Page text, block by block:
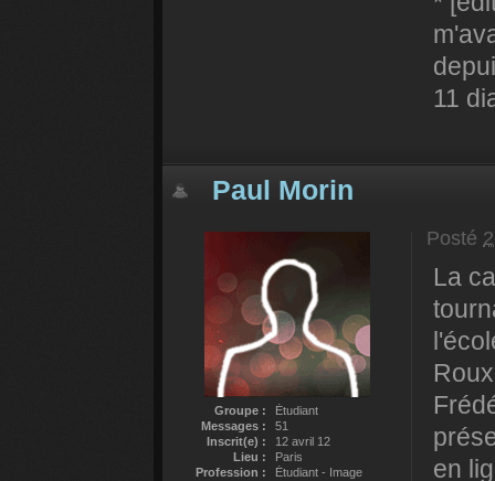
11
Paul Morin
Groupe :
Étudiant
Messages :
51
Inscrit(e) :
12 avril 12
Lieu :
Paris
Profession :
Étudiant - Image
Posté
La
en